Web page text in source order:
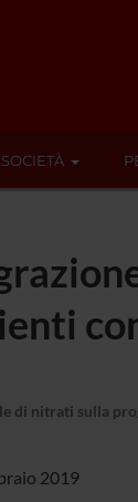
di nitrati sulla
2019